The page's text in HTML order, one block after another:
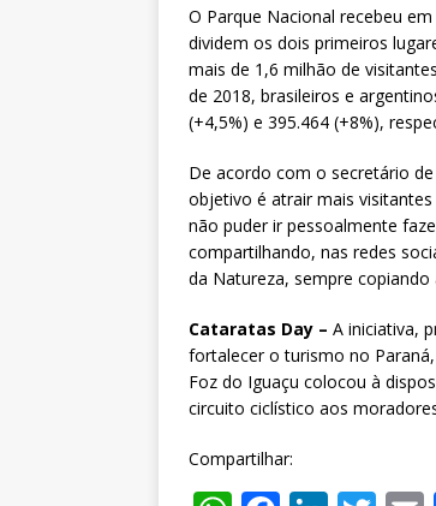
O Parque Nacional recebeu
dividem os dois primeiros
mais de 1,6 milhão de
de 2018, brasileiros e
(+4,5%) e 395.464 (+8%),
De acordo com o secretário
objetivo é atrair mais
não puder ir pessoalmente
compartilhando, nas redes
da Natureza, sempre
Cataratas Day – A iniciativa,
fortalecer o turismo no
Foz do Iguaçu colocou à
circuito ciclístico aos
Compartilhar: